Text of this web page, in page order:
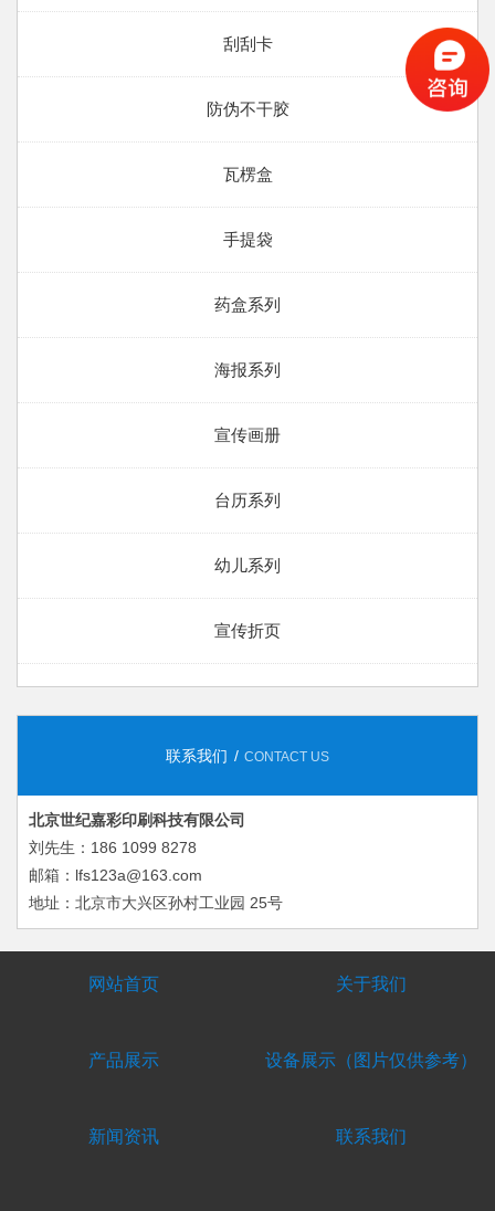
刮刮卡
防伪不干胶
瓦楞盒
手提袋
药盒系列
海报系列
宣传画册
台历系列
幼儿系列
宣传折页
联系我们 CONTACT US
北京世纪嘉彩印刷科技有限公司
刘先生：186 1099 8278
邮箱：lfs123a@163.com
地址：北京市大兴区孙村工业园 25号
网站首页 关于我们
产品展示 设备展示（图片仅供参考）
新闻资讯 联系我们